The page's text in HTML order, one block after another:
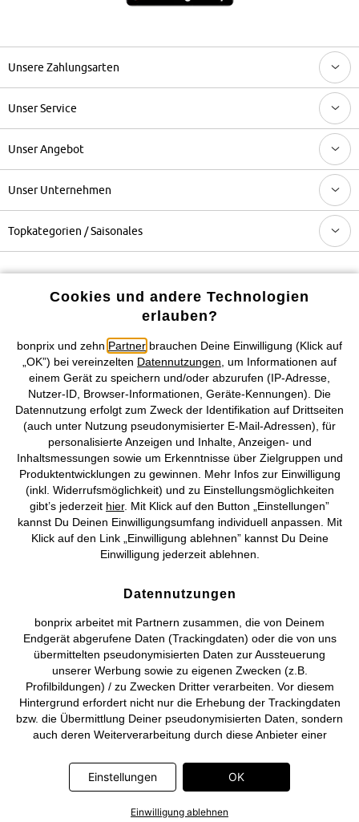
Unsere Zahlungsarten
Unser Service
Unser Angebot
Unser Unternehmen
Topkategorien / Saisonales
Preisangaben inkl. gesetzl. MwSt. und zzgl.Service- &
Versandkosten
AGB Datenschutz Cookie-Einstellungen Impressum
Vertrag widerrufen
©2026 bonprix.Alle Rechte vorbehalten.
Deutsch Français
Cookies und andere Technologien
erlauben?
bonprix und zehn Partner brauchen Deine Einwilligung (Klick auf
„OK”) bei vereinzelten Datennutzungen , um Informationen auf
einem Gerät zu speichern und/oder abzurufen (IP-Adresse,
Nutzer-ID, Browser-Informationen, Geräte-Kennungen). Die
Datennutzung erfolgt zum Zweck der Identifikation auf Drittseiten
(auch unter Nutzung pseudonymisierter E-Mail-Adressen), für
personalisierte Anzeigen und Inhalte, Anzeigen- und
Inhaltsmessungen sowie um Erkenntnisse über Zielgruppen und
Produktentwicklungen zu gewinnen. Mehr Infos zur Einwilligung
(inkl. Widerrufsmöglichkeit) und zu Einstellungsmöglichkeiten
gibt’s jederzeit hier. Mit Klick auf den Button „Einstellungen”
kannst Du Deinen Einwilligungsumfang individuell anpassen. Mit
Klick auf den Link „Einwilligung ablehnen” kannst Du Deine
Einwilligung jederzeit ablehnen.
Datennutzungen
bonprix arbeitet mit Partnern zusammen, die von Deinem
Endgerät abgerufene Daten (Trackingdaten) oder die von uns
übermittelten pseudonymisierten Daten zur Aussteuerung
unserer Werbung sowie zu eigenen Zwecken (z.B.
Profilbildungen) / zu Zwecken Dritter verarbeiten. Vor diesem
Hintergrund erfordert nicht nur die Erhebung der Trackingdaten
bzw. die Übermittlung Deiner pseudonymisierten Daten, sondern
auch deren Weiterverarbeitung durch diese Anbieter einer
Deine pseudonymisierten Daten erst dann übermittelt, wenn Du
auf den in dem Banner auf bonprix.de wiedergebenden Button
Unternehmen: Meta Platforms Ireland Limited, Google Ireland
Einstellungen OK
Einwilligung ablehnen